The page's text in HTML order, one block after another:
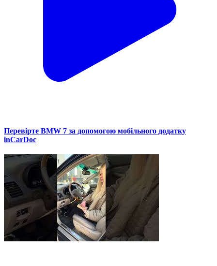
Перевірте BMW 7 за допомогою мобільного додатку
inCarDoc